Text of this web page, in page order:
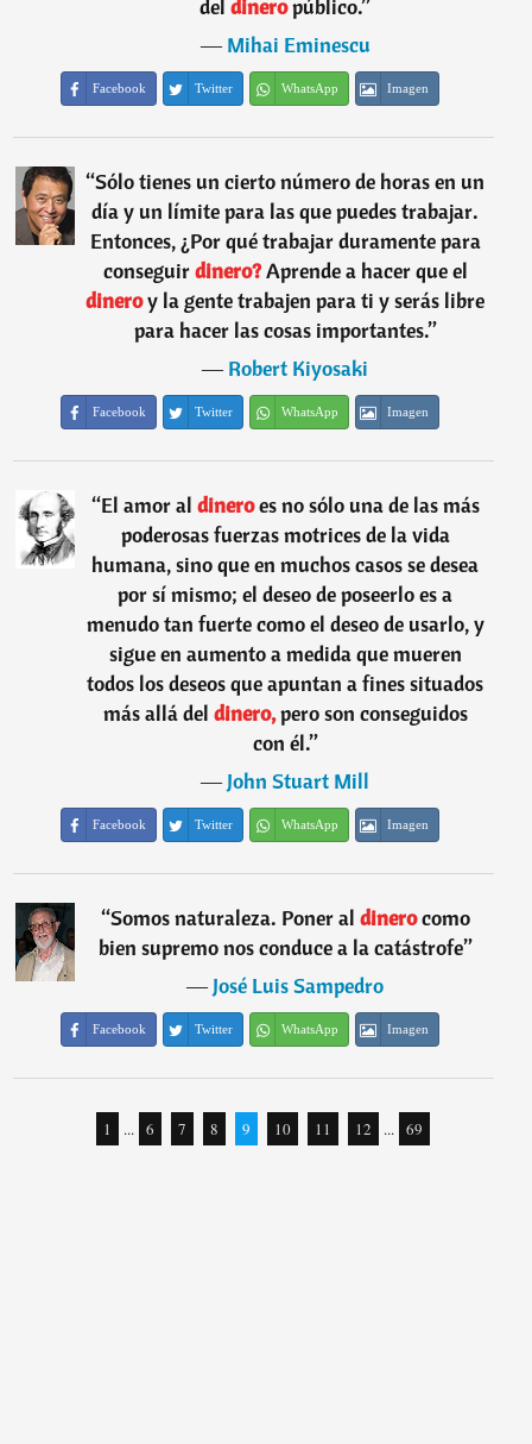
del dineropúblico.”
―Mihai Eminescu
Facebook Twitter WhatsApp Imagen
“Sólo tienes un cierto número de horas en un
día y un límite para las que puedes trabajar.
Entonces, ¿Por qué trabajar duramente para
conseguirdinero?Aprende a hacer que el
dineroy la gente trabajen para ti y serás libre
para hacer las cosas importantes.”
―Robert Kiyosaki
Facebook Twitter WhatsApp Imagen
“El amor al dineroes no sólo una de las más
poderosas fuerzas motrices de la vida
humana, sino que en muchos casos se desea
por sí mismo; el deseo de poseerlo es a
menudo tan fuerte como el deseo de usarlo, y
sigue en aumento a medida que mueren
todos los deseos que apuntan a fines situados
más allá del dinero,pero son conseguidos
con él.”
―John Stuart Mill
Facebook Twitter WhatsApp Imagen
“Somos naturaleza. Poner al dinerocomo
bien supremo nos conduce a la catástrofe”
―José Luis Sampedro
Facebook Twitter WhatsApp Imagen
1 ... 6 7 8 9 10 11 12 ... 69